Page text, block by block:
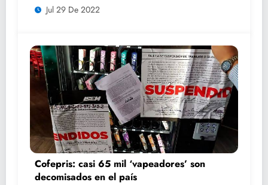
Jul 29 De 2022
Cofepris: casi 65 mil ‘vapeadores’ son
decomisados en el país